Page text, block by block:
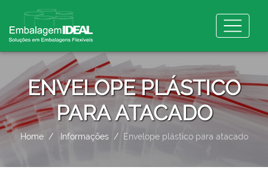
ENVELOPE PLÁSTICO
PARA ATACADO
Home Informações Envelope plástico para atacado